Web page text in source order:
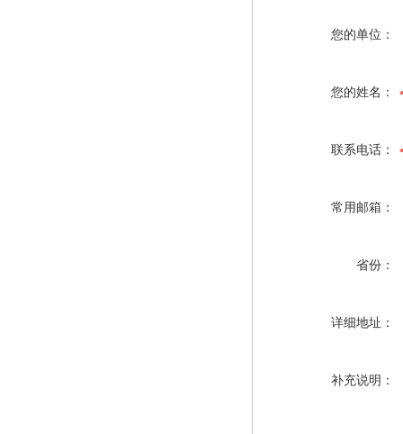
您的单位：
您的姓名：
联系电话：
常用邮箱：
省份：
详细地址：
补充说明：